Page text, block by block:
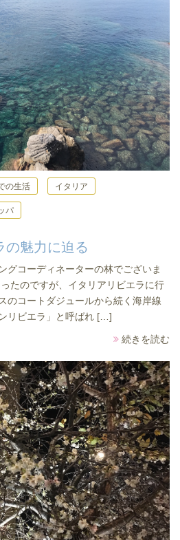
の生活 イタリア
パ
の魅力に迫る
グコーディネーターの林でございま
たのですが、イタリアリビエラに行
のコートダジュールから続く海岸線
リビエラ」と呼ばれ […]
続きを読む